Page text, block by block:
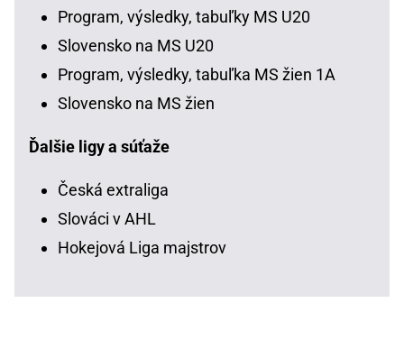
Program, výsledky, tabuľky MS U20
Slovensko na MS U20
Program, výsledky, tabuľka MS žien 1A
Slovensko na MS žien
Ďalšie ligy a súťaže
Česká extraliga
Slováci v AHL
Hokejová Liga majstrov